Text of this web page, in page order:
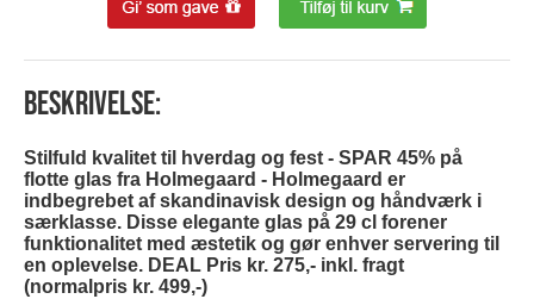
Beskrivelse:
Stilfuld kvalitet til hverdag og fest - SPAR 45% på
flotte glas fra Holmegaard - Holmegaard er
indbegrebet af skandinavisk design og håndværk i
særklasse. Disse elegante glas på 29 cl forener
funktionalitet med æstetik og gør enhver servering til
en oplevelse. DEAL Pris kr. 275,- inkl. fragt
(normalpris kr. 499,-)